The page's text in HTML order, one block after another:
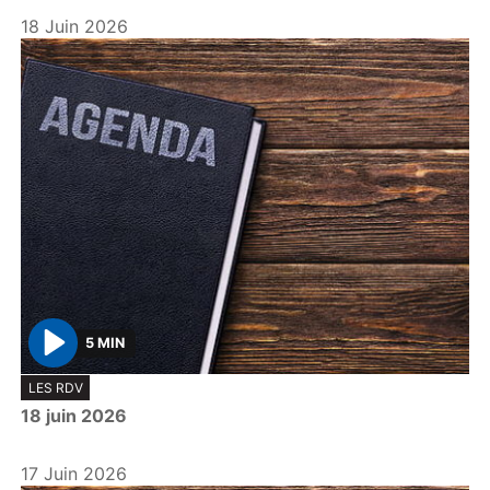
18 Juin 2026
P
l
a
5 MIN
LES RDV
18 juin 2026
17 Juin 2026